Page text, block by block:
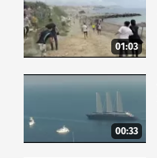
01:03
00:33